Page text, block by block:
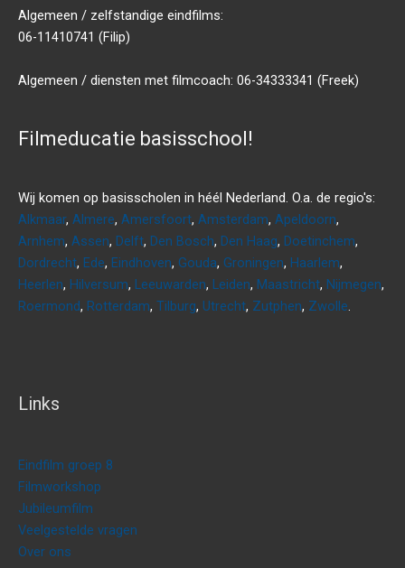
Algemeen / zelfstandige eindfilms:
06-11410741 (Filip)
Algemeen / diensten met filmcoach: 06-34333341 (Freek)
Filmeducatie basisschool!
Wij komen op basisscholen in héél Nederland. O.a. de regio's:
Alkmaar, Almere, Amersfoort, Amsterdam, Apeldoorn,
Arnhem, Assen, Delft, Den Bosch, Den Haag, Doetinchem,
Dordrecht, Ede, Eindhoven, Gouda, Groningen, Haarlem,
Heerlen, Hilversum, Leeuwarden, Leiden, Maastricht, Nijmegen,
Roermond, Rotterdam, Tilburg, Utrecht, Zutphen, Zwolle.
Links
Eindfilm groep 8
Filmworkshop
Jubileumfilm
Veelgestelde vragen
Over ons